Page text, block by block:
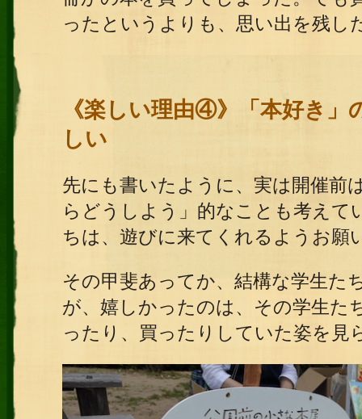
ったというよりも、思い出を残し
《楽しい理由④》「本好き」
しい
先にも書いたように、実は開催前
らどうしよう」的なことも考えて
ちは、遊びに来てくれるようお願
その甲斐あってか、結構な学生た
が、嬉しかったのは、その学生た
ったり、買ったりしていた姿を見